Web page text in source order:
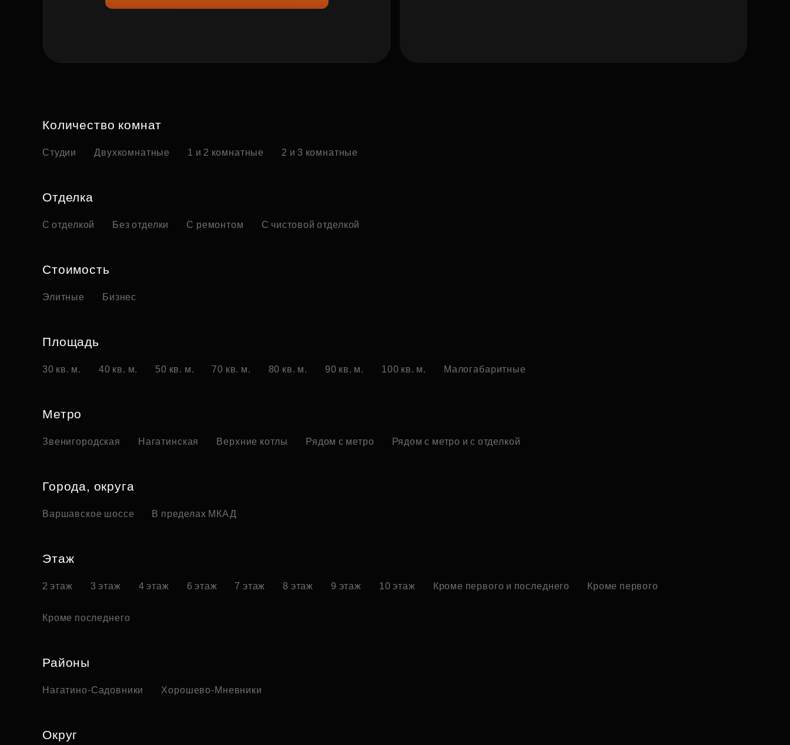
Количество комнат
Студии Двухкомнатные 1 и 2 комнатные 2 и 3 комнатные
Отделка
С отделкой Без отделки С ремонтом С чистовой отделкой
Стоимость
Элитные Бизнес
Площадь
30 кв. м. 40 кв. м. 50 кв. м. 70 кв. м. 80 кв. м. 90 кв. м. 100 кв. м. Малогабаритные
Метро
Звенигородская Нагатинская Верхние котлы Рядом с метро Рядом с метро и с отделкой
Города, округа
Варшавское шоссе В пределах МКАД
Этаж
2 этаж 3 этаж 4 этаж 6 этаж 7 этаж 8 этаж 9 этаж 10 этаж Кроме первого и последнего Кроме первого
Кроме последнего
Районы
Нагатино-Садовники Хорошево-Мневники
Округ